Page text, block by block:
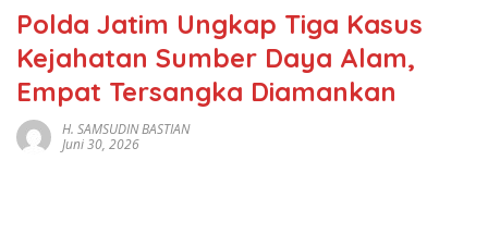
Polda Jatim Ungkap Tiga Kasus
Kejahatan Sumber Daya Alam,
Empat Tersangka Diamankan
H. SAMSUDIN BASTIAN
Juni 30, 2026